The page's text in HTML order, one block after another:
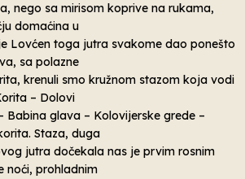
nego sa mirisom koprive na rukama,
domaćina u
Lovćen toga jutra svakome dao ponešto
sa polazne
krenuli smo kružnom stazom koja vodi
– Dolovi
Babina glava – Kolovijerske grede –
Staza, duga
jutra dočekala nas je prvim rosnim
noći, prohladnim